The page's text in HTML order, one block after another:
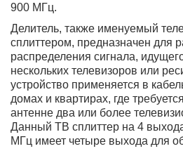
900 МГц.
Делитель, также именуемый
сплиттером, предназначен для
распределения сигнала,
нескольких телевизоров или
устройство применяется в
домах и квартирах, где
антенне два или более
Данный ТВ сплиттер на 4
МГц имеет четыре выхода для